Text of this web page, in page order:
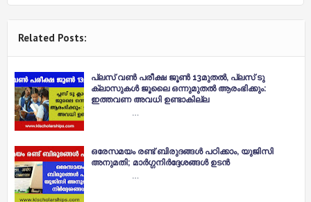
Related Posts:
പ്ലസ് വണ്‍ പരീക്ഷ ജൂൺ 13മുതൽ, പ്ലസ് ടു
ക്ലാസുകൾ ജൂലൈ ഒന്നുമുതൽ ആരംഭിക്കും:
ഇത്തവണ അവധി ഉണ്ടാകില്ല
…
ഒരേസമയം രണ്ട് ബിരുദങ്ങള്‍ പഠിക്കാം, യുജിസി
അനുമതി; മാര്‍ഗ്ഗനിര്‍ദ്ദേശങ്ങള്‍ ഉടന്‍
…